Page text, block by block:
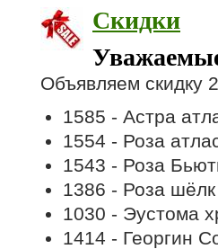
Скидки
Объявляем скидку
1585 - Астра
1554 - Роза
1543 - Роза
1386 - Роза шёлк
1030 - Эустома
1414 - Георгин